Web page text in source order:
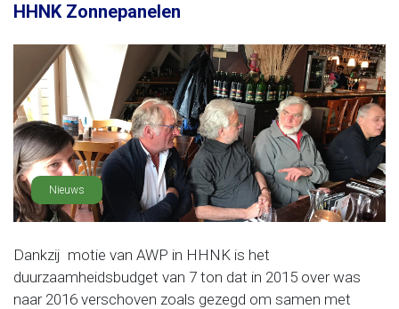
HHNK Zonnepanelen
Nieuws
Dankzij motie van AWP in HHNK is het
duurzaamheidsbudget van 7 ton dat in 2015 over was
naar 2016 verschoven zoals gezegd om samen met